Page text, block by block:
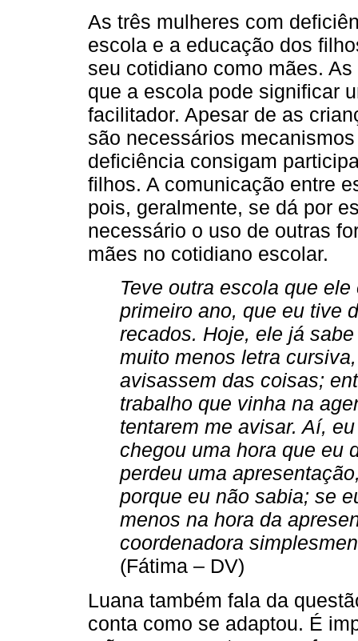
As três mulheres com
escola e a educação dos
seu cotidiano como mães.
que a escola pode significar
facilitador. Apesar de as
são necessários
deficiência consigam
filhos. A comunicação entre
pois, geralmente, se dá por
necessário o uso de outras
mães no cotidiano escolar.
Teve outra escola que
primeiro ano, que eu tive
recados. Hoje, ele já
muito menos letra
avisassem das coisas;
trabalho que vinha na
tentarem me avisar. Aí,
chegou uma hora que eu
perdeu uma
porque eu não sabia; se
menos na hora da
coordenadora
(Fátima – DV)
Luana também fala da
conta como se adaptou. É